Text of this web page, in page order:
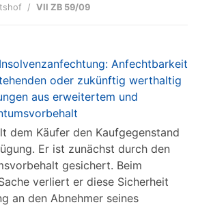
VII ZB 59/09
Anfechtbarkeit
oder zukünftig werthaltig
aus erweitertem und
dem Käufer den Kaufgegenstand
Er ist zunächst durch den
gesichert. Beim
verliert er diese Sicherheit
an den Abnehmer seines